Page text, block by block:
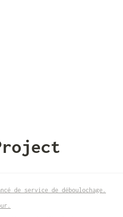
de service de déboulochage.